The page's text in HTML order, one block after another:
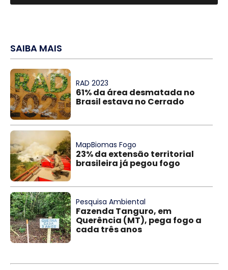
SAIBA MAIS
RAD 2023
61% da área desmatada no
Brasil estava no Cerrado
MapBiomas Fogo
23% da extensão territorial
brasileira já pegou fogo
Pesquisa Ambiental
Fazenda Tanguro, em
Querência (MT), pega fogo a
cada três anos